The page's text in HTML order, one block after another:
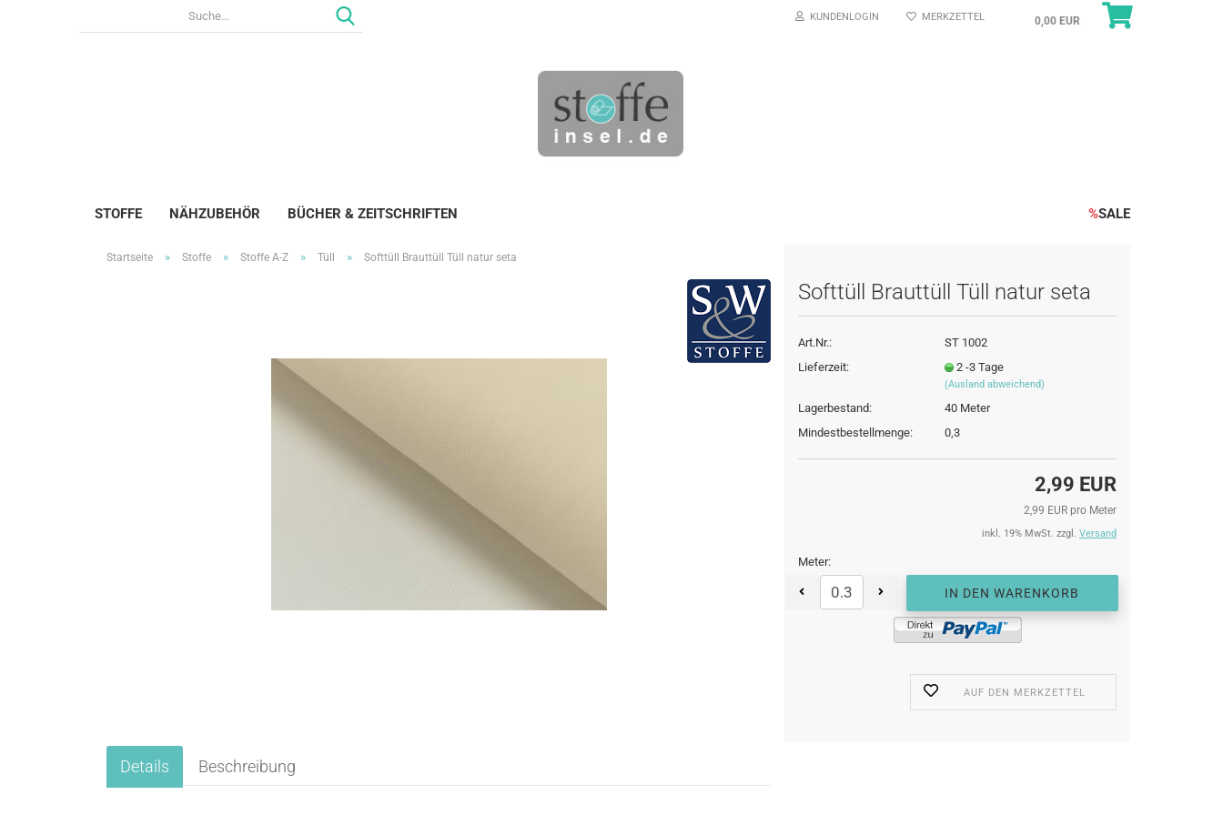
KUNDENLOGIN
Passwort vergessen?
MERKZETTEL 0,00 EUR
STOFFE NÄHZUBEHÖR BÜCHER & ZEITSCHRIFTEN %SALE
Startseite » Stoffe » Stoffe A-Z » Tüll » Softtüll Brauttüll Tüll natur seta
Softtüll Brauttüll Tüll natur seta
Art.Nr.:
ST 1002
Lieferzeit:
2 -3 Tage
(Ausland abweichend)
Lagerbestand: 40 Meter
Mindestbestellmenge:
0,3
2,99 EUR
2,99 EUR pro Meter
inkl. 19% MwSt. zzgl. Versand
Meter:
Meter
AUF DEN MERKZETTEL
Details Beschreibung